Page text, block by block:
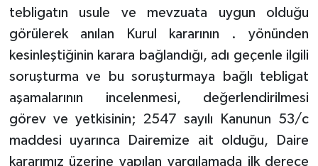
tebligatın usule ve mevzuata uygun olduğu
görülerek anılan Kurul kararının . yönünden
kesinleştiğinin karara bağlandığı, adı geçenle ilgili
soruşturma ve bu soruşturmaya bağlı tebligat
aşamalarının incelenmesi, değerlendirilmesi
görev ve yetkisinin; 2547 sayılı Kanunun 53/c
maddesi uyarınca Dairemize ait olduğu, Daire
kararımız üzerine yapılan yargılamada ilk derece